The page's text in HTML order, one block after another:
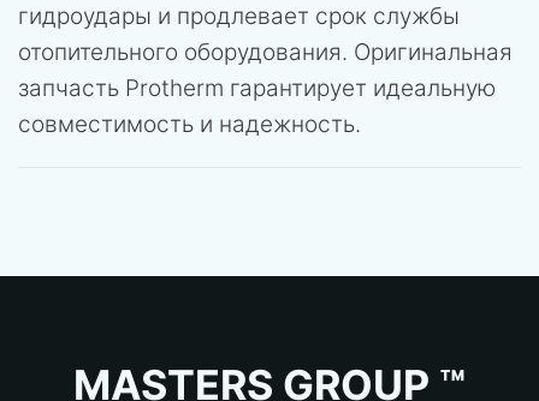
гидроудары и продлевает срок службы
отопительного оборудования. Оригинальная
запчасть Protherm гарантирует идеальную
совместимость и надежность.
MASTERS GROUP ™